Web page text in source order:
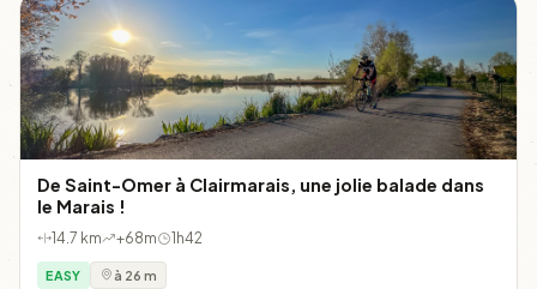
De Saint-Omer à Clairmarais, une jolie balade dans
le Marais !
14.7 km +68m 1h42
EASY à 26 m